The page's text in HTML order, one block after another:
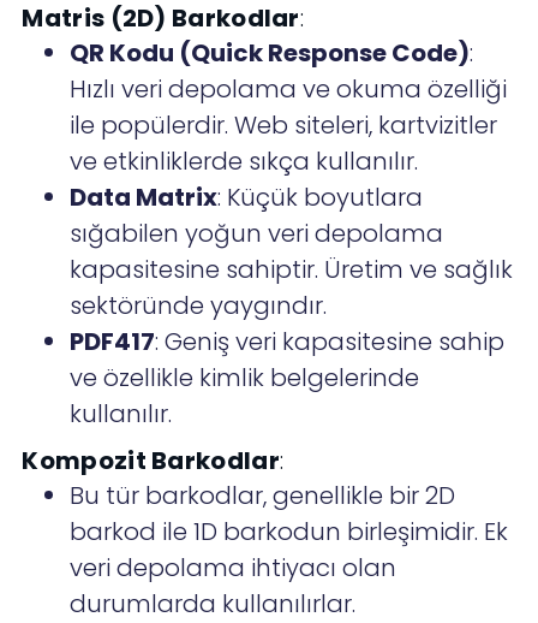
Matris (2D) Barkodlar:
QR Kodu (Quick Response Code):
Hızlı veri depolama ve okuma özelliği
ile popülerdir. Web siteleri, kartvizitler
ve etkinliklerde sıkça kullanılır.
Data Matrix: Küçük boyutlara
sığabilen yoğun veri depolama
kapasitesine sahiptir. Üretim ve sağlık
sektöründe yaygındır.
PDF417: Geniş veri kapasitesine sahip
ve özellikle kimlik belgelerinde
kullanılır.
Kompozit Barkodlar:
Bu tür barkodlar, genellikle bir 2D
barkod ile 1D barkodun birleşimidir. Ek
veri depolama ihtiyacı olan
durumlarda kullanılırlar.